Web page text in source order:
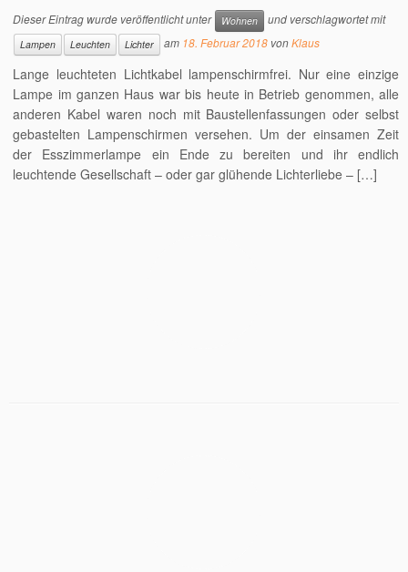
Dieser Eintrag wurde veröffentlicht unter Wohnen und verschlagwortet mit
Lampen Leuchten Lichter am 18. Februar 2018 vonKlaus
Lange leuchteten Lichtkabel lampenschirmfrei. Nur eine einzige
Lampe im ganzen Haus war bis heute in Betrieb genommen, alle
anderen Kabel waren noch mit Baustellenfassungen oder selbst
gebastelten Lampenschirmen versehen. Um der einsamen Zeit
der Esszimmerlampe ein Ende zu bereiten und ihr endlich
leuchtende Gesellschaft – oder gar glühende Lichterliebe – […]